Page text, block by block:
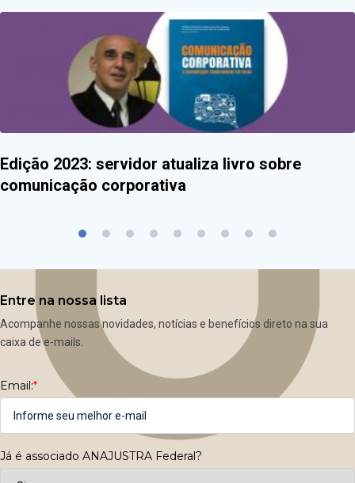
Edição 2023: servidor atualiza livro sobre
comunicação corporativa
Entre na nossa lista
Acompanhe nossas novidades, notícias e benefícios direto na sua
caixa de e-mails.
Email:*
Já é associado ANAJUSTRA Federal?